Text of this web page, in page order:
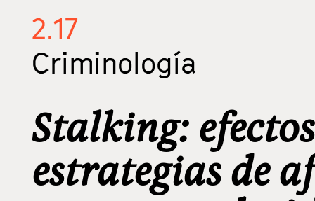
2.17
Criminología
Stalking:
estrategias de